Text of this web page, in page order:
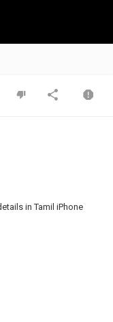
in Tamil iPhone